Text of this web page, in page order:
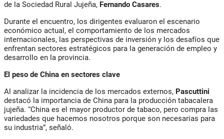
de la Sociedad Rural Jujeña, Fernando Casares.
Durante el encuentro, los dirigentes evaluaron el escenario
económico actual, el comportamiento de los mercados
internacionales, las perspectivas de inversión y los desafíos que
enfrentan sectores estratégicos para la generación de empleo y
desarrollo en la provincia.
El peso de China en sectores clave
Al analizar la incidencia de los mercados externos, Pascuttini
destacó la importancia de China para la producción tabacalera
jujeña. “China es el mayor productor de tabaco, pero compra las
variedades que hacemos nosotros porque son necesarias para
su industria”, señaló.